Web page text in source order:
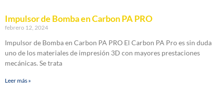
Impulsor de Bomba en Carbon PA PRO
febrero 12, 2024
Impulsor de Bomba en Carbon PA PRO El Carbon PA Pro es sin duda
uno de los materiales de impresión 3D con mayores prestaciones
mecánicas. Se trata
Leer más »